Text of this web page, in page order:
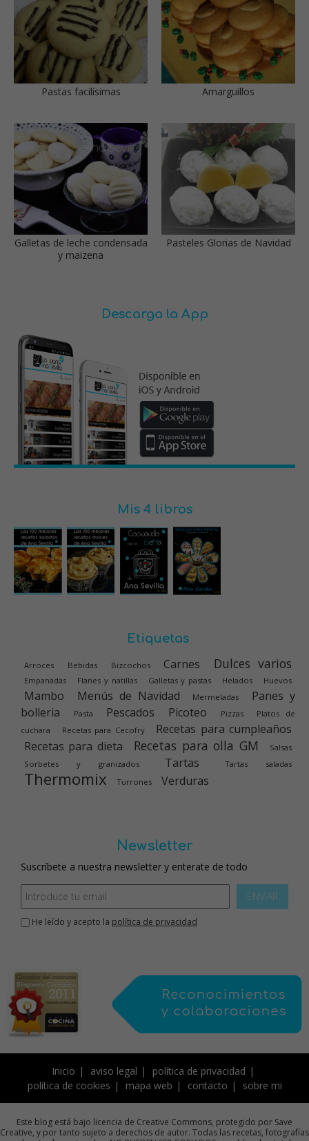
Pastas facilísimas Amarguillos
Galletas de leche condensada
y maizena
Pasteles Glorias de Navidad
Descarga la App
Mis 4 libros
Etiquetas
Arroces Bebidas Bizcochos Carnes Dulces varios
Empanadas Flanes y natillas Galletas y pastas Helados Huevos
Mambo Menús de Navidad Mermeladas
Panes y
bolleria
Pasta Pescados Picoteo Pizzas
Platos de
cuchara
Recetas para Cecofry
Recetas para cumpleaños
Recetas para dieta
Recetas para olla GM
Salsas
Sorbetes y granizados
Tartas Tartas saladas
Thermomix Turrones Verduras
Newsletter
Suscríbete a nuestra newsletter y enterate de todo
ENVIAR
He leído y acepto la política de privacidad
Inicio aviso legal
política de privacidad
política de cookies
mapa web contacto sobre mi
Este blog está bajo licencia de Creative Commons, protegido por Save
Creative, y por tanto sujeto a derechos de autor. Todas las recetas, fotografías